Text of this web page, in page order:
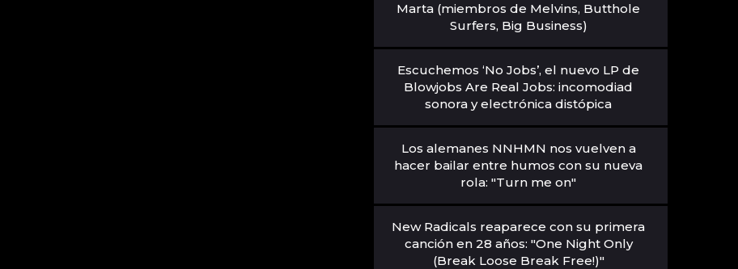
Marta (miembros de Melvins, Butthole
Surfers, Big Business)
Escuchemos ‘No Jobs’, el nuevo LP de
Blowjobs Are Real Jobs: incomodiad
sonora y electrónica distópica
Los alemanes NNHMN nos vuelven a
hacer bailar entre humos con su nueva
rola: "Turn me on"
New Radicals reaparece con su primera
canción en 28 años: "One Night Only
(Break Loose Break Free!)"